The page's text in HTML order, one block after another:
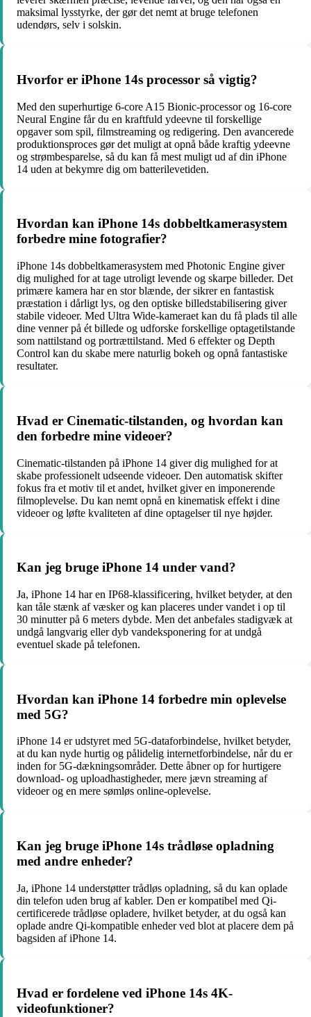
maksimal lysstyrke, der gør det nemt at bruge telefonen
udendørs, selv i solskin.
Hvorfor er iPhone 14s processor så vigtig?
Med den superhurtige 6-core A15 Bionic-processor og 16-core
Neural Engine får du en kraftfuld ydeevne til forskellige
opgaver som spil, filmstreaming og redigering. Den avancerede
produktionsproces gør det muligt at opnå både kraftig ydeevne
og strømbesparelse, så du kan få mest muligt ud af din iPhone
14 uden at bekymre dig om batterilevetiden.
Hvordan kan iPhone 14s dobbeltkamerasystem
forbedre mine fotografier?
iPhone 14s dobbeltkamerasystem med Photonic Engine giver
dig mulighed for at tage utroligt levende og skarpe billeder. Det
primære kamera har en stor blænde, der sikrer en fantastisk
præstation i dårligt lys, og den optiske billedstabilisering giver
stabile videoer. Med Ultra Wide-kameraet kan du få plads til alle
dine venner på ét billede og udforske forskellige optagetilstande
som nattilstand og portrættilstand. Med 6 effekter og Depth
Control kan du skabe mere naturlig bokeh og opnå fantastiske
resultater.
Hvad er Cinematic-tilstanden, og hvordan kan
den forbedre mine videoer?
Cinematic-tilstanden på iPhone 14 giver dig mulighed for at
skabe professionelt udseende videoer. Den automatisk skifter
fokus fra et motiv til et andet, hvilket giver en imponerende
filmoplevelse. Du kan nemt opnå en kinematisk effekt i dine
videoer og løfte kvaliteten af dine optagelser til nye højder.
Kan jeg bruge iPhone 14 under vand?
Ja, iPhone 14 har en IP68-klassificering, hvilket betyder, at den
kan tåle stænk af væsker og kan placeres under vandet i op til
30 minutter på 6 meters dybde. Men det anbefales stadigvæk at
undgå langvarig eller dyb vandeksponering for at undgå
eventuel skade på telefonen.
Hvordan kan iPhone 14 forbedre min oplevelse
med 5G?
iPhone 14 er udstyret med 5G-dataforbindelse, hvilket betyder,
at du kan nyde hurtig og pålidelig internetforbindelse, når du er
inden for 5G-dækningsområder. Dette åbner op for hurtigere
download- og uploadhastigheder, mere jævn streaming af
videoer og en mere sømløs online-oplevelse.
Kan jeg bruge iPhone 14s trådløse opladning
med andre enheder?
Ja, iPhone 14 understøtter trådløs opladning, så du kan oplade
din telefon uden brug af kabler. Den er kompatibel med Qi-
certificerede trådløse opladere, hvilket betyder, at du også kan
oplade andre Qi-kompatible enheder ved blot at placere dem på
bagsiden af iPhone 14.
Hvad er fordelene ved iPhone 14s 4K-
videofunktioner?